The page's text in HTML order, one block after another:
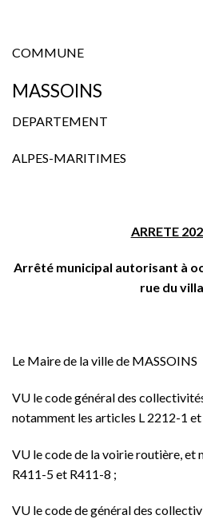
COMMUNE
MASSOINS
DEPARTEMENT
ALPES-MARITIMES
ARRETE
Arrêté municipal autorisant à
rue du
Le Maire de la ville de MASSOINS
VU le code général des
notamment les articles L 2212-1 et
VU le code de la voirie routière, et
R411-5 et R411-8 ;
VU le code de général des